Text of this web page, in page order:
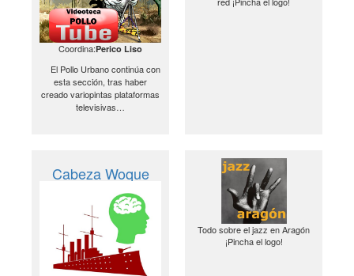
Coordina:Perico Liso
El Pollo Urbano continúa con
esta sección, tras haber
creado variopintas plataformas
televisivas…
Cabeza Woque
Todo sobre el jazz en Aragón
¡Pincha el logo!